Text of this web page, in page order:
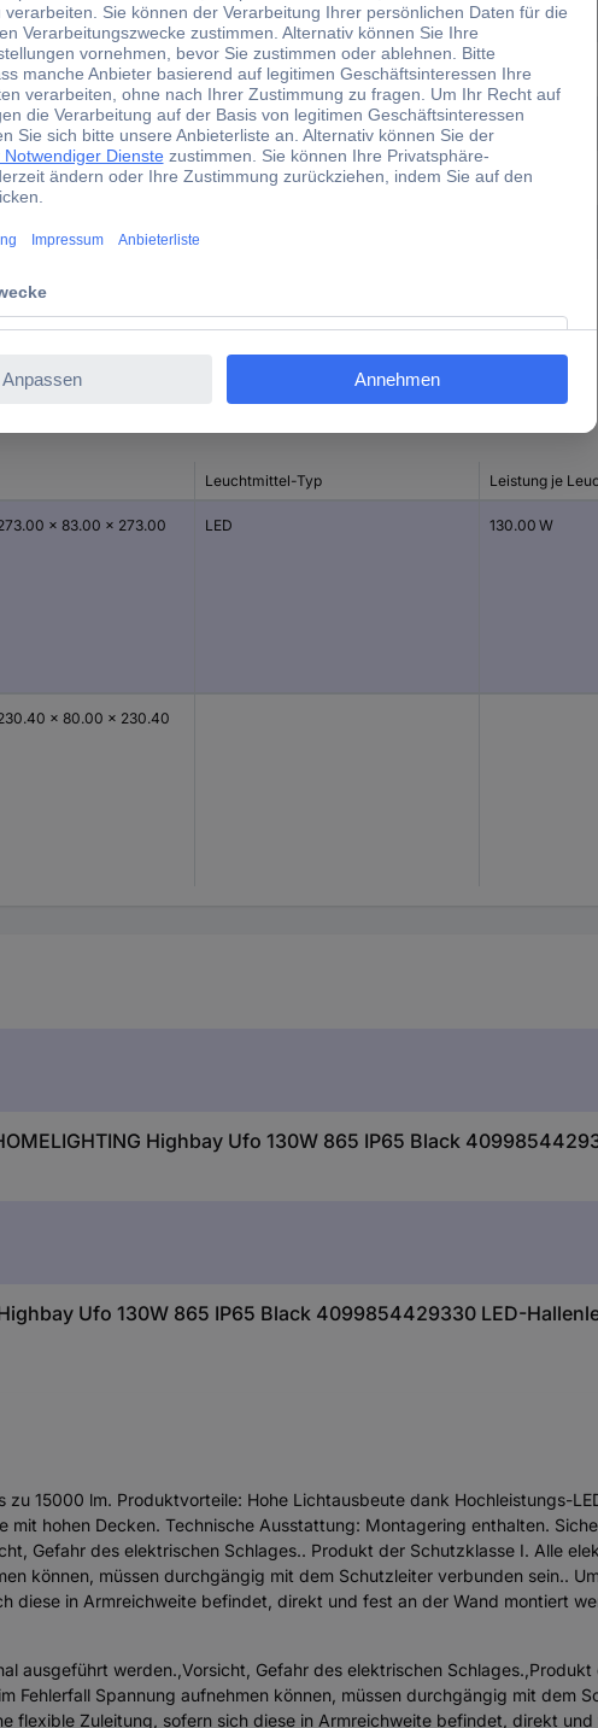
n.rel
6500 K
273.00 mm
83.00 mm
Leuchtmittel-Typ Leistung je
x 83.00 x 273.00
LED 130.00 W
x 80.00 x 230.40
Highbay Ufo 130W 865 IP65 Black
Ufo 130W 865 IP65 Black 4099854429330 LED-
15000 lm. Produktvorteile: Hohe Lichtausbeute dank Hochleistungs-
hohen Decken. Technische Ausstattung: Montagering enthalten.
Gefahr des elektrischen Schlages.. Produkt der Schutzklasse I. Alle
können, müssen durchgängig mit dem Schutzleiter verbunden sein..
diese in Armreichweite befindet, direkt und fest an der Wand montiert
ausgeführt werden.,Vorsicht, Gefahr des elektrischen
Fehlerfall Spannung aufnehmen können, müssen durchgängig mit dem
flexible Zuleitung, sofern sich diese in Armreichweite befindet, direkt